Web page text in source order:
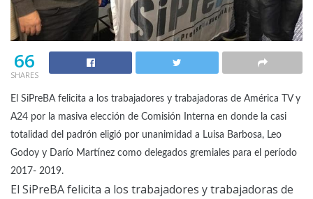
66
SHARES
El SiPreBA felicita a los trabajadores y trabajadoras de América TV y
A24 por la masiva elección de Comisión Interna en donde la casi
totalidad del padrón eligió por unanimidad a Luisa Barbosa, Leo
Godoy y Darío Martínez como delegados gremiales para el período
2017- 2019.
El SiPreBA felicita a los trabajadores y trabajadoras de